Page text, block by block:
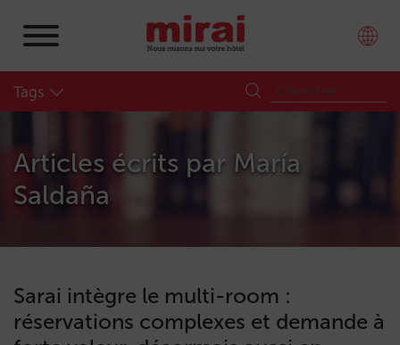
Tags
Articles écrits par María
Saldaña
Sarai intègre le multi-room :
réservations complexes et demande à